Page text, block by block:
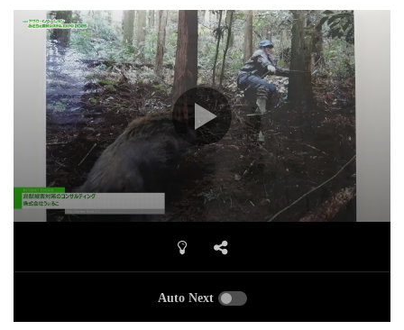
Auto Next